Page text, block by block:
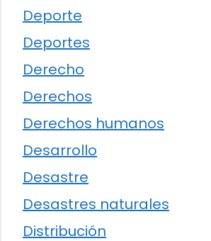
Deporte
Deportes
Derecho
Derechos
Derechos humanos
Desarrollo
Desastre
Desastres naturales
Distribución